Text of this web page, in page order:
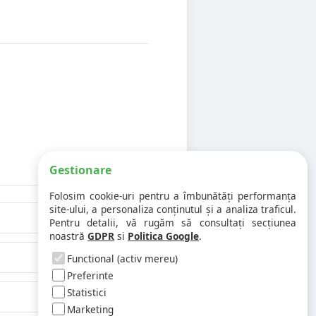
Gestionare
Folosim cookie-uri pentru a îmbunătăți performanța
site-ului, a personaliza conținutul și a analiza traficul.
Pentru detalii, vă rugăm să consultați secțiunea
noastră GDPR si Politica Google.
Functional (activ mereu)
Preferinte
Statistici
Marketing